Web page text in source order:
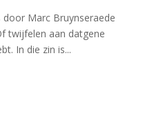
Marc Bruynseraede
twijfelen aan datgene
In die zin is...